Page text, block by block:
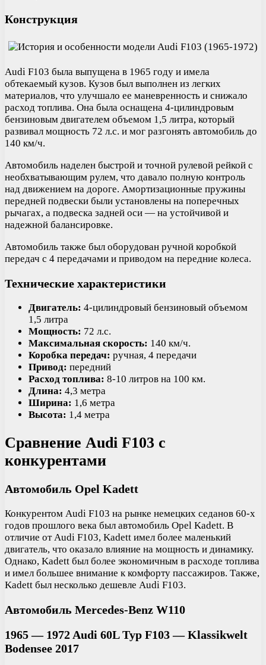
Конструкция
Audi F103 была выпущена в 1965 году и имела
обтекаемый кузов. Кузов был выполнен из легких
материалов, что улучшало ее маневренность и снижало
расход топлива. Она была оснащена 4-цилиндровым
бензиновым двигателем объемом 1,5 литра, который
развивал мощность 72 л.с. и мог разгонять автомобиль до
140 км/ч.
Автомобиль наделен быстрой и точной рулевой рейкой с
необхватывающим рулем, что давало полную контроль
над движением на дороге. Амортизационные пружины
передней подвески были установлены на поперечных
рычагах, а подвеска задней оси — на устойчивой и
надежной балансировке.
Автомобиль также был оборудован ручной коробкой
передач с 4 передачами и приводом на передние колеса.
Технические характеристики
Двигатель: 4-цилиндровый бензиновый объемом
1,5 литра
Мощность: 72 л.с.
Максимальная скорость: 140 км/ч.
Коробка передач: ручная, 4 передачи
Привод: передний
Расход топлива: 8-10 литров на 100 км.
Длина: 4,3 метра
Ширина: 1,6 метра
Высота: 1,4 метра
Сравнение Audi F103 с
конкурентами
Автомобиль Opel Kadett
Конкурентом Audi F103 на рынке немецких седанов 60-х
годов прошлого века был автомобиль Opel Kadett. В
отличие от Audi F103, Kadett имел более маленький
двигатель, что оказало влияние на мощность и динамику.
Однако, Kadett был более экономичным в расходе топлива
и имел большее внимание к комфорту пассажиров. Также,
Kadett был несколько дешевле Audi F103.
Автомобиль Mercedes-Benz W110
1965 — 1972 Audi 60L Typ F103 — Klassikwelt
Bodensee 2017